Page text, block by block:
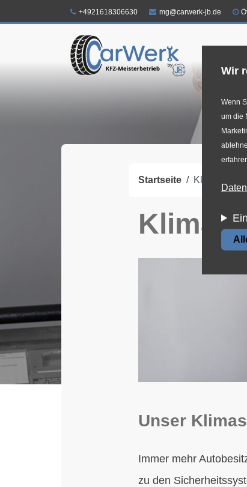
Wir
Wenn
um die
Telefon:
+4921618306630 E-Mail:mg@carwerk-jb.de
Startseite Klimaservice
Unser
Immer mehr
zu den